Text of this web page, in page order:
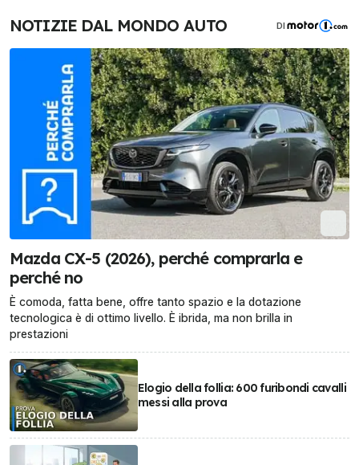
NOTIZIE DAL MONDO AUTO DI
Mazda CX-5 (2026), perché comprarla e
perché no
È comoda, fatta bene, offre tanto spazio e la dotazione
tecnologica è di ottimo livello. È ibrida, ma non brilla in
prestazioni
Elogio della follia: 600 furibondi cavalli
messi alla prova